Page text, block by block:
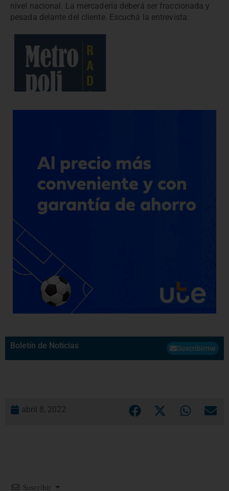
nivel nacional. La mercadería deberá ser fraccionada y
pesada delante del cliente. Escuchá la entrevista:
Boletín de Noticias Suscribirme
abril 8, 2022
Suscribir